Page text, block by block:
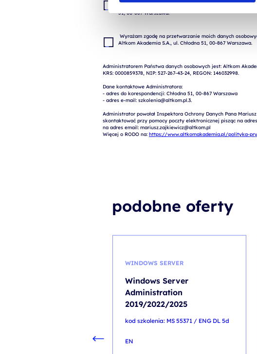
Administratorem Państwa danych osobowych jest: Altkom
KRS: 0000859378, NIP: 527-267-43-24, REGON: 146032998.
Dane kontaktowe Administratora:
- adres do korespondencji: Chłodna 51, 00-867 Warszawa
- adres e-mail: szkolenia@altkom.pl.3.
Administrator powołał Inspektora Ochrony Danych Pana
skontaktować przy pomocy poczty elektronicznej pisząc na
na adres email: mariusz.zajkiewicz@altkom.pl
Więcej o RODO na: https://www.altkomakademia.pl/polityka-
podobne oferty
WINDOWS SERVER
Windows Server
Administration
2019/2022/2025
kod szkolenia: MS 55371 / ENG DL 5d
EN